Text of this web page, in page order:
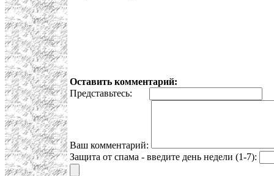
Оставить комментарий:
Представьтесь:
Ваш комментарий:
Защита от спама - введите день недели (1-7):